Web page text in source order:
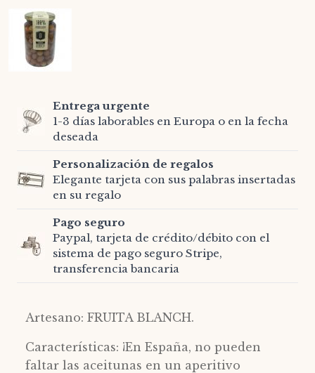
Entrega urgente
1-3 días laborables en Europa o en la fecha
deseada
Personalización de regalos
Elegante tarjeta con sus palabras insertadas
en su regalo
Pago seguro
Paypal, tarjeta de crédito/débito con el
sistema de pago seguro Stripe,
transferencia bancaria
Artesano: FRUITA BLANCH.
Características: ¡En España, no pueden
faltar las aceitunas en un aperitivo